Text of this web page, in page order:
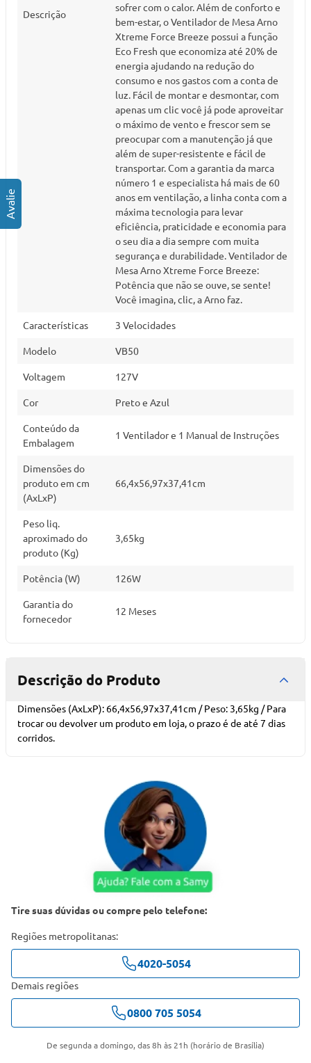
Descrição
sofrer com o calor. Além de conforto e
bem-estar, o Ventilador de Mesa Arno
Xtreme Force Breeze possui a função
Eco Fresh que economiza até 20% de
energia ajudando na redução do
consumo e nos gastos com a conta de
luz. Fácil de montar e desmontar, com
apenas um clic você já pode aproveitar
o máximo de vento e frescor sem se
preocupar com a manutenção já que
além de super-resistente e fácil de
transportar. Com a garantia da marca
número 1 e especialista há mais de 60
anos em ventilação, a linha conta com a
máxima tecnologia para levar
eficiência, praticidade e economia para
o seu dia a dia sempre com muita
segurança e durabilidade. Ventilador de
Mesa Arno Xtreme Force Breeze:
Potência que não se ouve, se sente!
Você imagina, clic, a Arno faz.
Características 3 Velocidades
Modelo VB50
Voltagem 127V
Cor Preto e Azul
Conteúdo da
Embalagem
1 Ventilador e 1 Manual de Instruções
Dimensões do
produto em cm
(AxLxP)
66,4x56,97x37,41cm
Peso liq.
aproximado do
produto (Kg)
3,65kg
Potência (W) 126W
Garantia do
fornecedor
12 Meses
Descrição do Produto
Dimensões (AxLxP): 66,4x56,97x37,41cm / Peso: 3,65kg / Para
trocar ou devolver um produto em loja, o prazo é de até 7 dias
corridos.
Tire suas dúvidas ou compre pelo telefone:
Regiões metropolitanas:
4020-5054
Demais regiões
0800 705 5054
De segunda a domingo, das 8h às 21h (horário de Brasília)